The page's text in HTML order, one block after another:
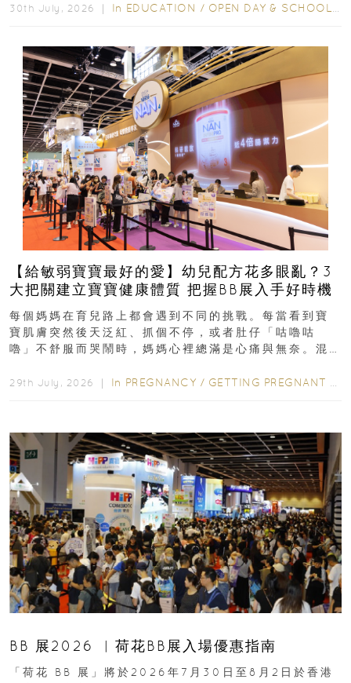
30th July, 2026 ｜ In EDUCATION / OPEN DAY & SCHOOL EVENTS
【給敏弱寶寶最好的愛】幼兒配方花多眼亂？3
大把關建立寶寶健康體質 把握BB展入手好時機
每個媽媽在育兒路上都會遇到不同的挑戰。每當看到寶
寶肌膚突然後天泛紅、抓個不停，或者肚仔「咕嚕咕
嚕」不舒服而哭鬧時，媽媽心裡總滿是心痛與無奈。混
29th July, 2026 ｜ In PREGNANCY / GETTING PREGNANT
BB 展2026 ︳荷花BB展入場優惠指南
「荷花 BB 展」將於2026年7月30日至8月2日於香港